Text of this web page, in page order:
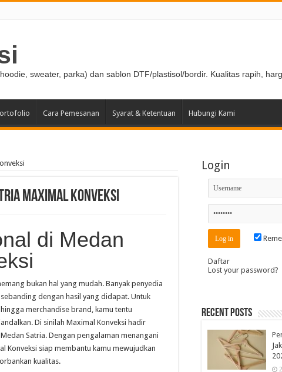
sweater, parka) dan sablon DTF/plastisol/bordir. Kualitas rapih,
Cara Pemesanan Syarat & Ketentuan Hubungi Kami
Maximal Konveksi
di Medan
bukan hal yang mudah. Banyak penyedia
dengan hasil yang didapat. Untuk
merchandise brand, kamu tentu
Di sinilah Maximal Konveksi hadir
Satria. Dengan pengalaman menangani
Konveksi siap membantu kamu mewujudkan
kualitas.
Login
Daftar
Lost your password?
Recent Posts